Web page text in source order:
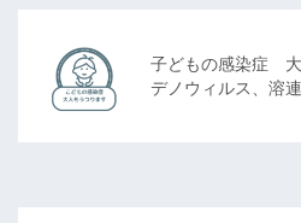
子どもの感染症 大
デノウィルス、溶